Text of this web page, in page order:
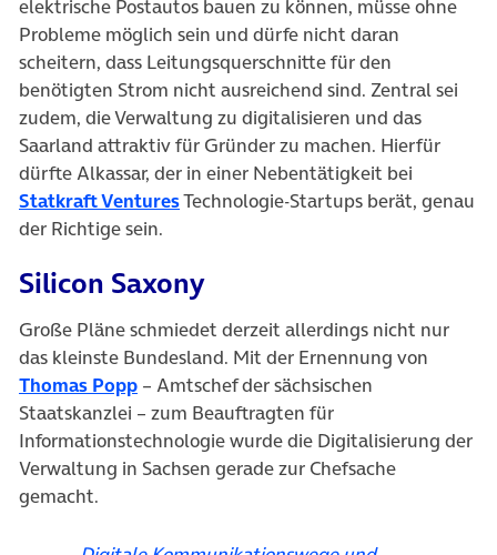
elektrische Postautos bauen zu können, müsse ohne
Probleme möglich sein und dürfe nicht daran
scheitern, dass Leitungsquerschnitte für den
benötigten Strom nicht ausreichend sind. Zentral sei
zudem, die Verwaltung zu digitalisieren und das
Saarland attraktiv für Gründer zu machen. Hierfür
dürfte Alkassar, der in einer Nebentätigkeit bei
Statkraft Ventures(öffnet in neuem Tab)
Technologie-Startups berät, genau
der Richtige sein.
Silicon Saxony
Große Pläne schmiedet derzeit allerdings nicht nur
das kleinste Bundesland. Mit der Ernennung von
Thomas Popp(öffnet in neuem Tab)
– Amtschef der sächsischen
Staatskanzlei – zum Beauftragten für
Informationstechnologie wurde die Digitalisierung der
Verwaltung in Sachsen gerade zur Chefsache
gemacht.